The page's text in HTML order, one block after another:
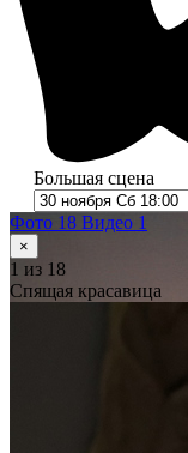
Большая сцена
Фото 18 Видео 1
×
1 из 18
Спящая красавица